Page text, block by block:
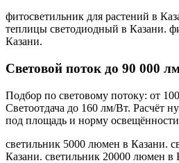
фитосветильник для растений в
теплицы светодиодный в Казани.
Казани.
Световой поток до 90 000
Подбор по световому потоку: от
Светоотдача до 160 лм/Вт. Расчёт
под площадь и норму
светильник 5000 люмен в Казани.
Казани. светильник 20000 люмен в